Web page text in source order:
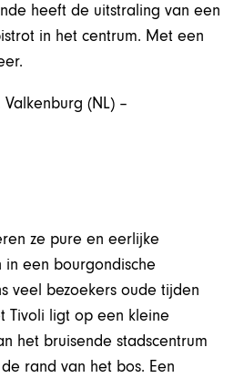
heeft de uitstraling van een
in het centrum. Met een
(NL) –
ze pure en eerlijke
in een bourgondische
veel bezoekers oude tijden
Tivoli ligt op een kleine
het bruisende stadscentrum
rand van het bos. Een